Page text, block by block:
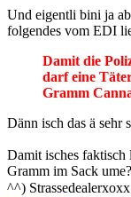
Und eigentli bini ja
folgendes vom EDI
Damit die
darf eine
Gramm
Dänn isch das ä sehr
Damit isches
Gramm im Sack
^^)